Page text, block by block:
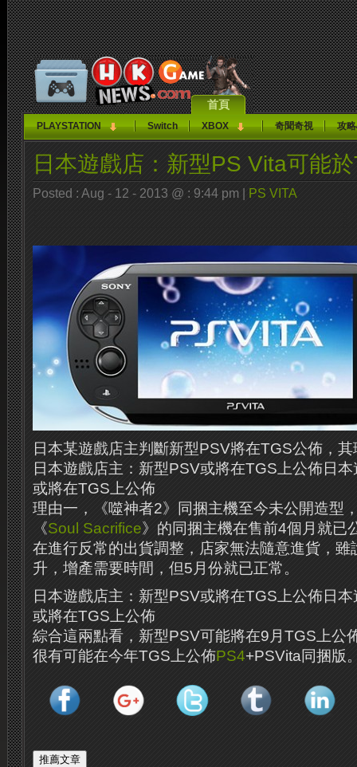
首頁
PLAYSTATION Switch XBOX 奇聞奇視 攻
日本遊戲店：新型PS Vita可能
Posted : Aug - 12 - 2013 @ : 9:44 pm | PS VITA
日本某遊戲店主判斷新型PSV將在TGS公佈，
日本遊戲店主：新型PSV或將在TGS上公佈日
或將在TGS上公佈
理由一，《噬神者2》同捆主機至今未公開造型
《Soul Sacrifice》的同捆主機在售前4個月就已
在進行反常的出貨調整，店家無法隨意進貨，
升，增產需要時間，但5月份就已正常。
日本遊戲店主：新型PSV或將在TGS上公佈日
或將在TGS上公佈
綜合這兩點看，新型PSV可能將在9月TGS上公
很有可能在今年TGS上公佈PS4+PSVita同捆版